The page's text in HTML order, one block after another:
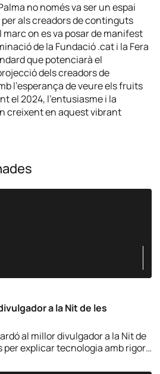
no només va ser un espai
als creadors de continguts
on es va posar de manifest
de la Fundació .cat i la Fera
que potenciarà el
dels creadors de
l’esperança de veure els fruits
el 2024, l’entusiasme i la
creixent en aquest vibrant
a la Nit de les
al millor divulgador a la Nit de
explicar tecnologia amb rigor i